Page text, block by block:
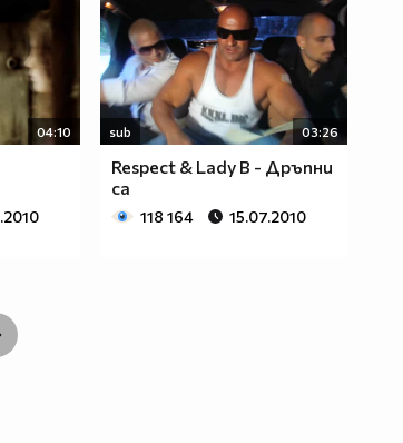
04:10 sub 03:26
Respect & Lady B - Дръпни
са
118 164 15.07.2010